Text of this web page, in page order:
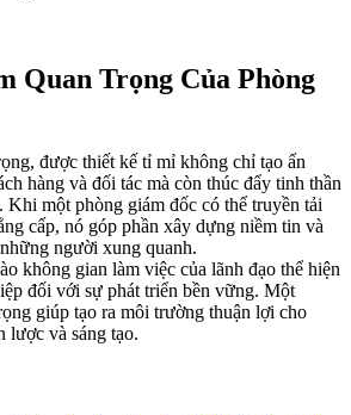
Quan Trọng Của Phòng
được thiết kế tỉ mỉ không chỉ tạo ấn
hàng và đối tác mà còn thúc đẩy tinh thần
Khi một phòng giám đốc có thể truyền tải
cấp, nó góp phần xây dựng niềm tin và
người xung quanh.
không gian làm việc của lãnh đạo thể hiện
đối với sự phát triển bền vững. Một
giúp tạo ra môi trường thuận lợi cho
lược và sáng tạo.